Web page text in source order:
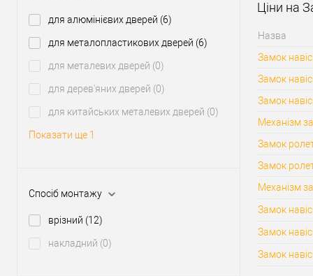
для алюмінієвих дверей (6)
для металопластикових дверей (6)
для металевих дверей (0)
для дерев'яних дверей (0)
для китайських металевих дверей (0)
Показати ще 1
Спосіб монтажу
врізний (12)
накладний (0)
Ціни на
Назва
Замок
Замок
Замок
Механізм
Замок
Замок
Механізм
Замок
Замок
Замок